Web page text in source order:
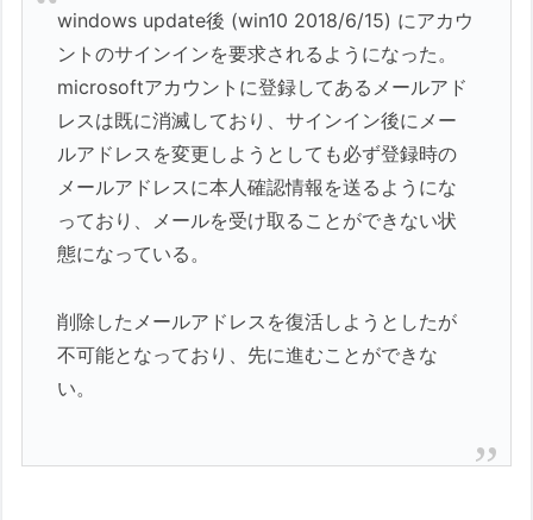
windows update後 (win10 2018/6/15) にアカウ
ントのサインインを要求されるようになった。
microsoftアカウントに登録してあるメールアド
レスは既に消滅しており、サインイン後にメー
ルアドレスを変更しようとしても必ず登録時の
メールアドレスに本人確認情報を送るようにな
っており、メールを受け取ることができない状
態になっている。
削除したメールアドレスを復活しようとしたが
不可能となっており、先に進むことができな
い。